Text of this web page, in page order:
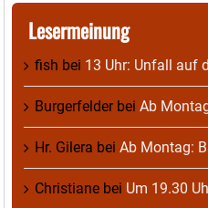
Lesermeinung
fish bei 13 Uhr: Unfall auf
Burgerfelderbei Ab
Hr. Gilera bei Ab Montag:
Christiane bei Um 19.30